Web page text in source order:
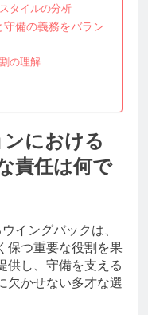
タイルの分析
備の義務をバラン
の理解
における
責任は何で
イングバックは、
保つ重要な役割を果
供し、守備を支える
欠かせない多才な選